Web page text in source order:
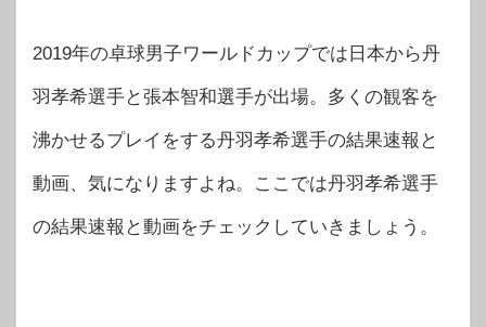
2019年の卓球男子ワールドカップでは日本から丹
羽孝希選手と張本智和選手が出場。多くの観客を
沸かせるプレイをする丹羽孝希選手の結果速報と
動画、気になりますよね。ここでは丹羽孝希選手
の結果速報と動画をチェックしていきましょう。